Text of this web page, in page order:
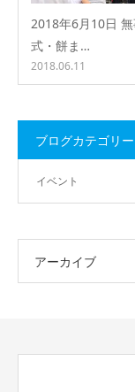
2018年6月10日
式・餅ま…
2018.06.11
ブログカテゴリー
イベント
アーカイブ